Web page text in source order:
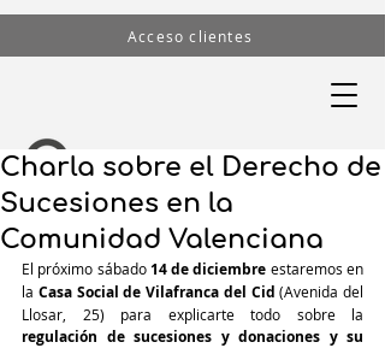
Acceso clientes
Charla sobre el Derecho de
Sucesiones en la
Comunidad Valenciana
El próximo sábado 14 de diciembre estaremos en
la Casa Social de Vilafranca del Cid (Avenida del
regulación de sucesiones y donaciones y su